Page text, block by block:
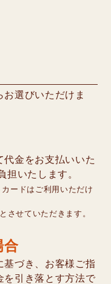
選びいただけま
金をお支払いいた
担いたします。
ードはご利用いただけ
させていただきます。
合
基づき、お客様ご指
を引き落とす方法で